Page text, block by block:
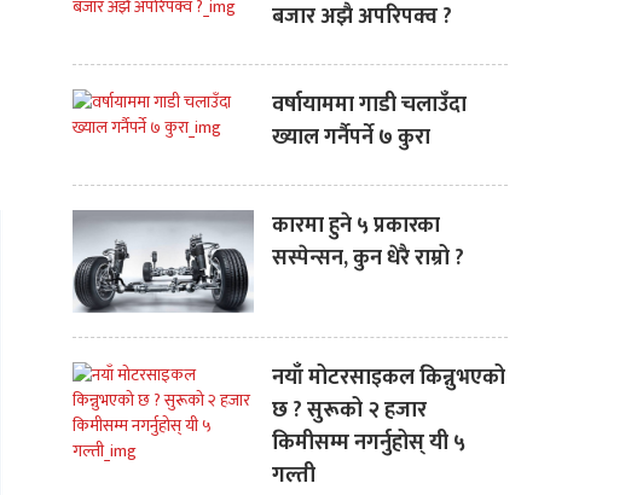
बजार अझै अपरिपक्व ?
वर्षायाममा गाडी चलाउँदा
ख्याल गर्नैपर्ने ७ कुरा
कारमा हुने ५ प्रकारका
सस्पेन्सन, कुन धेरै राम्रो ?
नयाँ मोटरसाइकल किन्नुभएको
छ ? सुरूको २ हजार
किमीसम्म नगर्नुहोस् यी ५
गल्ती